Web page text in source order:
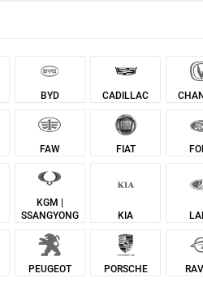
BYD CADILLAC
FAW FIAT
KGM |
SSANGYONG
KIA
PEUGEOT PORSCHE